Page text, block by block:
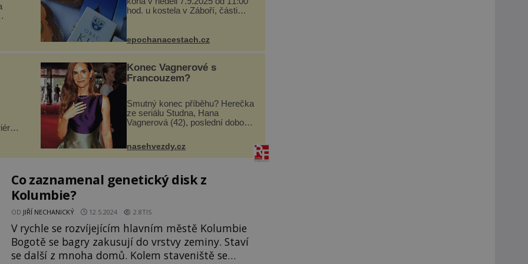
hod. u kostela v Záboří, části
prohlídku kostela, dobovou
epochanacestach.cz
Konec Vagnerové s
Francouzem?
Smutný konec příběhu? Herečka
ze seriálu Studna, Hana
Vagnerová (42), poslední dobou
časy její anorexie jsou už dávno
pryč a opět se pyšnila ženskými
křivkami, najednou s...
nasehvezdy.cz
Co zaznamenal genetický disk z
Kolumbie?
OD JIŘÍ NECHANICKÝ 12.5.2024 2.8TIS
V rychle se rozvíjejícím hlavním městě Kolumbie
Bogotě se bagry zakusují do vrstvy zeminy. Staví
se další z mnoha domů. Kolem staveniště se